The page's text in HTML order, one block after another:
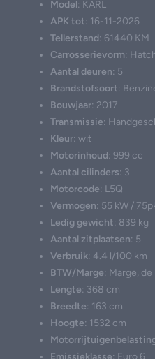
Model: KARL
APK tot: 16-11-2026
Tellerstand: 61440 KM
Carrosserievorm:
Aantal deuren: 5
Brandstofsoort:
Bouwjaar: 2017
Transmissie:
Kleur: wit
Motorinhoud: 999 cc
Aantal cilinders: 3
Motorcode: L5Q
Vermogen: 55 kW /
Ledig gewicht: 839 kg
Aantal zitplaatsen: 5
Verbruik: 4.4 l/100 km
BTW/Marge: Marge,
Lengte: 368 cm
Breedte: 163 cm
Hoogte: 1532 cm
Emissieklasse: Euro 6